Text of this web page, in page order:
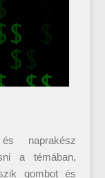
naprakész
a témában,
gombot és